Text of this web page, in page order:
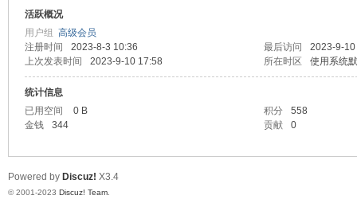
社
活跃概况
用户组 高级会员
注册时间
2023-8-3 10:36 最后访问
2023-9-
上次发表时间
2023-9-10 17:58 所在时区 使用系统
统计信息
已用空间
0 B 积分
558
金钱
344 贡献 0
Powered by Discuz! X3.4
© 2001-2023 Discuz! Team